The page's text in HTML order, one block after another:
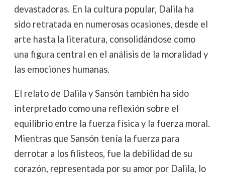
devastadoras. En la cultura popular, Dalila ha
sido retratada en numerosas ocasiones, desde el
arte hasta la literatura, consolidándose como
una figura central en el análisis de la moralidad y
las emociones humanas.
El relato de Dalila y Sansón también ha sido
interpretado como una reflexión sobre el
equilibrio entre la fuerza física y la fuerza moral.
Mientras que Sansón tenía la fuerza para
derrotar a los filisteos, fue la debilidad de su
corazón, representada por su amor por Dalila, lo